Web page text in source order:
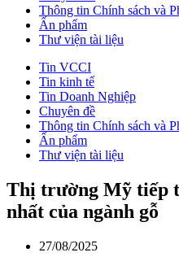
Thông tin Chính sách và
Ấn phẩm
Thư viện tài liệu
Tin VCCI
Tin kinh tế
Tin Doanh Nghiệp
Chuyên đề
Thông tin Chính sách và
Ấn phẩm
Thư viện tài liệu
Thị trường Mỹ tiếp
nhất của ngành gỗ
27/08/2025